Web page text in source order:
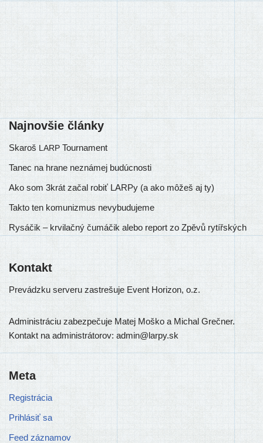
Najnovšie články
Skaroš LARP Tournament
Tanec na hrane neznámej budúcnosti
Ako som 3krát začal robiť LARPy (a ako môžeš aj ty)
Takto ten komunizmus nevybudujeme
Rysáčik – krvilačný čumáčik alebo report zo Zpěvů rytířských
Kontakt
Prevádzku ser­ve­ru zastre­šu­je Event Horizon, o.z.
Administráciu zabez­pe­ču­je Matej Moško a Michal Grečner.
Kontakt na admi­nis­trá­to­rov: admin@larpy.sk
Meta
Registrácia
Prihlásiť sa
Feed záznamov